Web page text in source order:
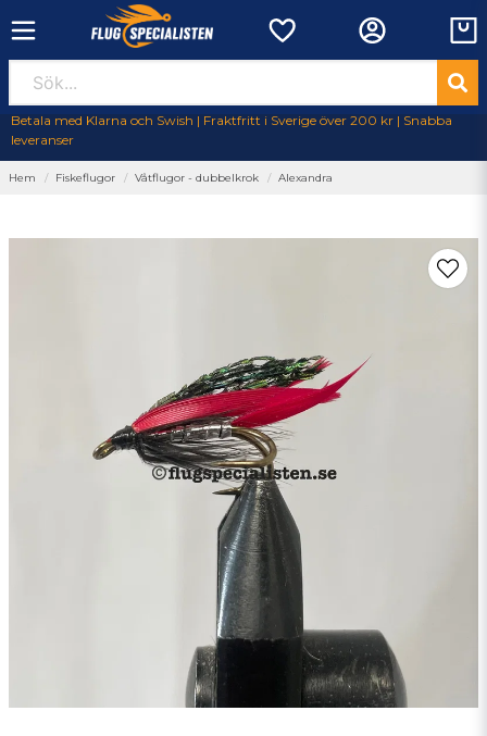
Betala med Klarna och Swish | Fraktfritt i Sverige över 200 kr | Snabba
leveranser
Hem Fiskeflugor Våtflugor - dubbelkrok Alexandra